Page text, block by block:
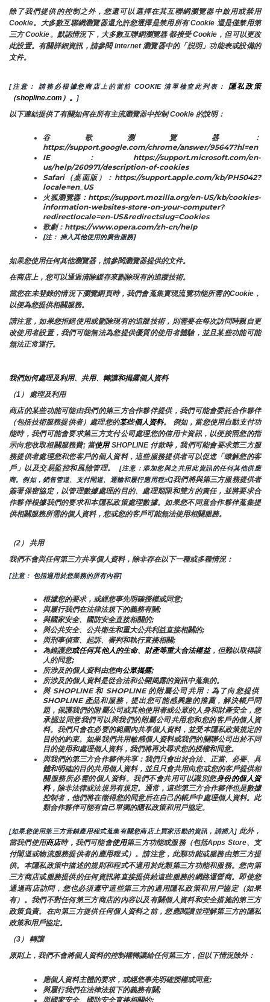
除了我們提供的控制之外，您還可以選擇在其互聯網瀏覽器中啟用或禁用
Cookie。大多數互聯網瀏覽器還允許您選擇是禁用所有 Cookie 還是僅禁用第
三方 Cookie。默認情況下，大多數互聯網瀏覽器 都接受 Cookie，但可以更改
此設置。有關詳細資訊，請參閱 Internet 瀏覽器中的「説明」功能表或設備的
文件。
[注意： 請務必根據您商店上的當前 COOKIE 清單檢查此列表： 隱私政策
（shopline.com）。
]
以下連結提供了有關如何在所有主流瀏覽器中控制 Cookie 的說明：
谷歌瀏覽器：
https://support.google.com/chrome/answer/95647?hl=en
IE：https://support.microsoft.com/en-
us/help/260971/description-of-cookies
Safari（桌面版）：https://support.apple.com/kb/PH5042?
locale=en_US
火狐瀏覽器：https://support.mozilla.org/en-US/kb/cookies-
information-websites-store-on-your-computer?
redirectlocale=en-US&redirectslug=Cookies
歌劇：https://www.opera.com/zh-cn/help
[注： 插入其他使用的廣告服務]
如果您使用任何其他瀏覽器，請參閱瀏覽器提供的文件。
在商店上，您可以通過清除緩存來刪除現有的追蹤技術。
當您在未登錄的情況下瀏覽網頁時，我們會蒐集實現流覽功能所需的Cookie，
以便為您提供相關服務。
請注意，如果您拒絕使用或刪除現有的追蹤技術，則需要在每次訪問時親自更
改使用者設置，我們可能無法為您提供優質的使用者體驗，並且某些功能可能
無法正常運行。
我們如何處理及利用、共用、轉讓和揭露個人資料
（1） 處理及利用
商店的某些功能可能由我們的第三方合作夥伴提供，我們可能會委託合作夥伴
（包括技術服務提供者）處理您的某些個人資料。 例如，當您使用自動支付功
能時，我們可能會要求第三方支付公司處理您的信用卡資訊，以便按照您的指
示向您收取相關服務費; 當使用 SHOPLINE 付款時，我們可能會要求第三方服
務提供者處理您和您客戶的個人資料，這些服務提供者可以促進「瞭解您的客
戶」以及交易監控和風險管理。
[注意：添加您與之共用此資訊的任何其他供應
商。例如，銷售管道、支付閘道、運輸和履行應用程式]我們將與第三方服務提供者
簽署保密協定，以管理數據處理的目的、處理期限和雙方的責任，並將要求合
作夥伴根據我們的要求和本隱私政策處理數據。如果您不同意合作夥伴蒐集提
供相關服務所需的個人資料，您或您的客戶可能無法使用相關服務。
（2） 共用
我們不會與任何第三方共享個人資料，除非存在以下一種或多種情況：
[注意： 包括適用於您業務的所有內容]
根據您的要求，或經您事先明確授權或同意;
與履行我們在法律法規下的義務有關;
與國家安全、國防安全直接相關的;
與公共安全、公共衛生和重大公共利益直接相關的;
與刑事偵查、起訴、審判和執行直接相關;
為維護您或任何其他人的生命、財產等重大合法權益，但難以取得該
人的同意;
所涉及的個人資料由您向公眾揭露;
所涉及的個人資料是從合法和公開揭露的資訊中蒐集的。
與 SHOPLINE 和 SHOPLINE 的附屬公司共用：為了向您提供
SHOPLINE 產品和服務，提出您可能感興趣的推薦，解決帳戶問
題，保護我們的附屬公司或其他使用者或公眾的人身和財產安全，您
承認並同意我們可以與我們的附屬公司共用您和您的客戶的個人資
料。我們只會在必要的範圍內共享個人資料，並受本隱私政策規定的
目的的約束。如果我們共用敏感個人資料或我們的關聯公司出於不同
目的使用和處理個人資料，我們將再次尋求您的授權和同意。
與我們的第三方合作夥伴共享：我們只會出於合法、正當、必要、具
體和明確的目的共用個人資料，並且只會共用向您或您的客戶提供相
關服務所必需的個人資料。我們不會共用可以識別您身份的個人資
料，除非法律或法規另有規定。通常，這些第三方合作夥伴也是數據
控制者，他們將在徵得您的同意后在自己的帳戶中處理個人資料。此
類合作夥伴可能有自己單獨的隱私政策和用戶協定。
[如果您使用第三方营銷應用程式蒐集有關您商店上買家活動的資訊，請插入] 此外，
當我們使用商店時， 我們可能會使用第三方功能或服務（包括Apps Store、支
付閘道或物流服務提供者的應用程式）。請注意，此類功能或服務由第三方提
供。本隱私政策中描述的規則和程式不適用於此類第三方功能和服務。您向第
三方商店或服務提供的任何資訊將直接提供給這些服務的網路運營商。即使您
通過商店訪問，您也必須遵守這些第三方的適用隱私政策和用戶協定（如果
有）。我們不對任何第三方商店的內容以及有關個人資料和安全措施的第三方
政策負責。在向第三方提供任何個人資料之前，您應閱讀並理解第三方的隱私
政策和用戶協定。
（3） 轉讓
原則上，我們不會將個人資料的控制權轉讓給任何第三方，但以下情況除外：
應個人資料主體的要求，或經您事先明確授權或同意;
與履行我們在法律法規下的義務有關;
與國家安全、國防安全直接相關的;